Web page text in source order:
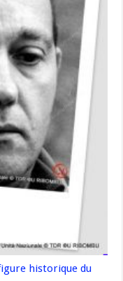
historique du